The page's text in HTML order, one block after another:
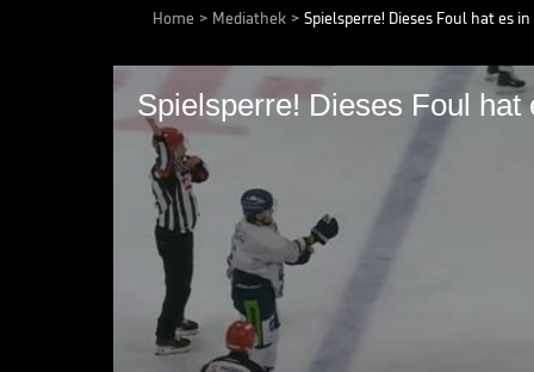
Home > Mediathek > Spielsperre! Dieses Foul hat es
Spielsperre! Dieses Foul hat
Spielsperre! Dieses
Die Düsseldorfer EG setzt sich
Aufreger des Spiels sind aber
DEL